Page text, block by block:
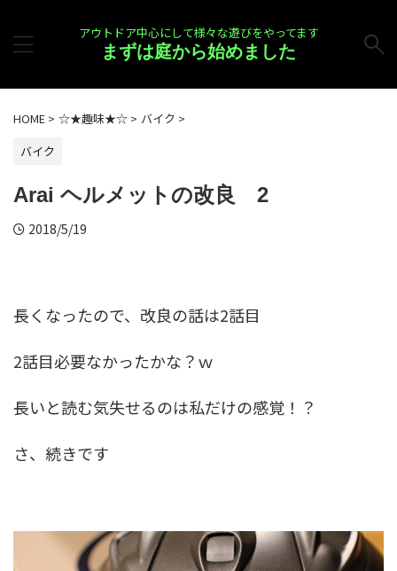
アウトドア中心にして様々な遊びをやってます
まずは庭から始めました
HOME > ☆★趣味★☆ > バイク >
バイク
Arai ヘルメットの改良 2
2018/5/19
長くなったので、改良の話は2話目
2話目必要なかったかな？ｗ
長いと読む気失せるのは私だけの感覚！？
さ、続きです